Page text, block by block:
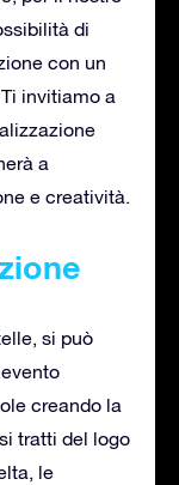
di
con un
invitiamo a
a
e creatività.
si può
creando la
tratti del logo
le